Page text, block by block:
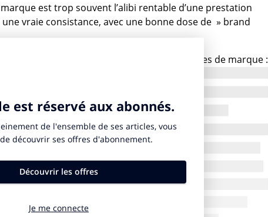
est trop souvent l’alibi rentable d’une prestation
vraie consistance, avec une bonne dose de » brand
mais tout le monde construit des plateformes de marque :
Il est rare que le client veuille se séparer de l’architecte de
fera appel à d’autres corps de métiers pour l’exprimer.
n’aura pas le même aspect en fonction du type d’agence
confondent souvent plateforme de marque et brief créatif
agences de publicité confondent parfois plateforme de
la mise en œuvre (et la faisabilité) de leurs